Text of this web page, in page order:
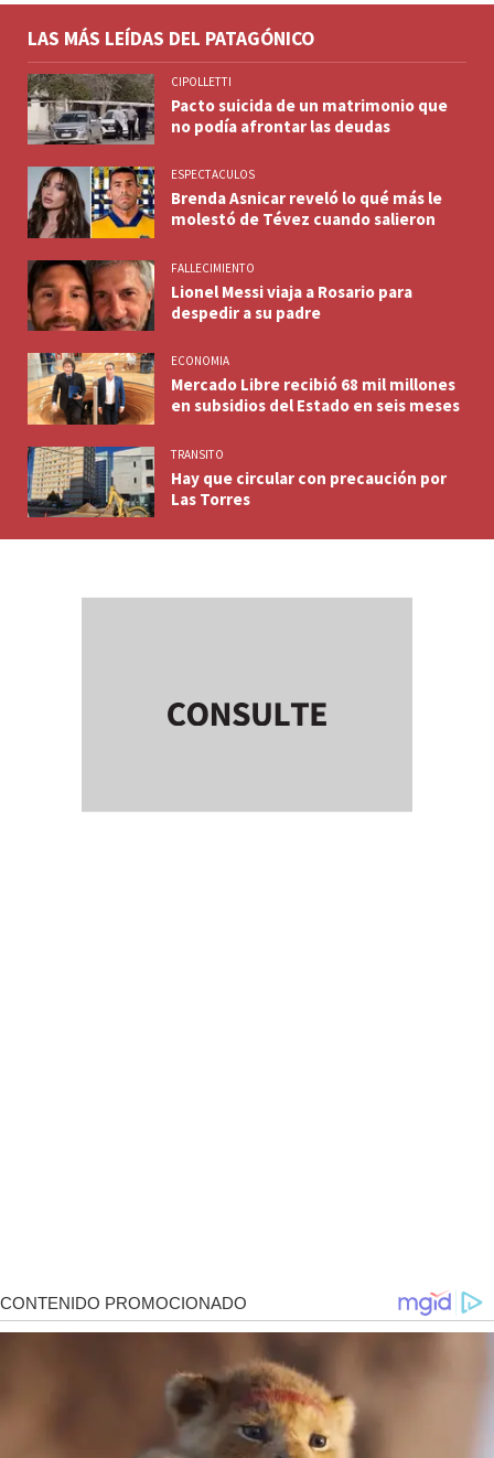
LAS MÁS LEÍDAS DEL PATAGÓNICO
CIPOLLETTI
Pacto suicida de un matrimonio que
no podía afrontar las deudas
ESPECTACULOS
Brenda Asnicar reveló lo qué más le
molestó de Tévez cuando salieron
FALLECIMIENTO
Lionel Messi viaja a Rosario para
despedir a su padre
ECONOMIA
Mercado Libre recibió 68 mil millones
en subsidios del Estado en seis meses
TRANSITO
Hay que circular con precaución por
Las Torres